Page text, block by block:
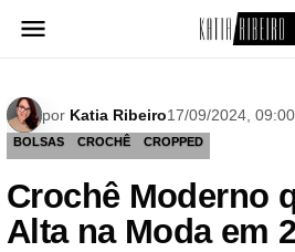
para
por Katia Ribeiro17/09/2024, 09:00
BOLSAS CROCHÊ CROPPED
Crochê Moderno
Alta na Moda em